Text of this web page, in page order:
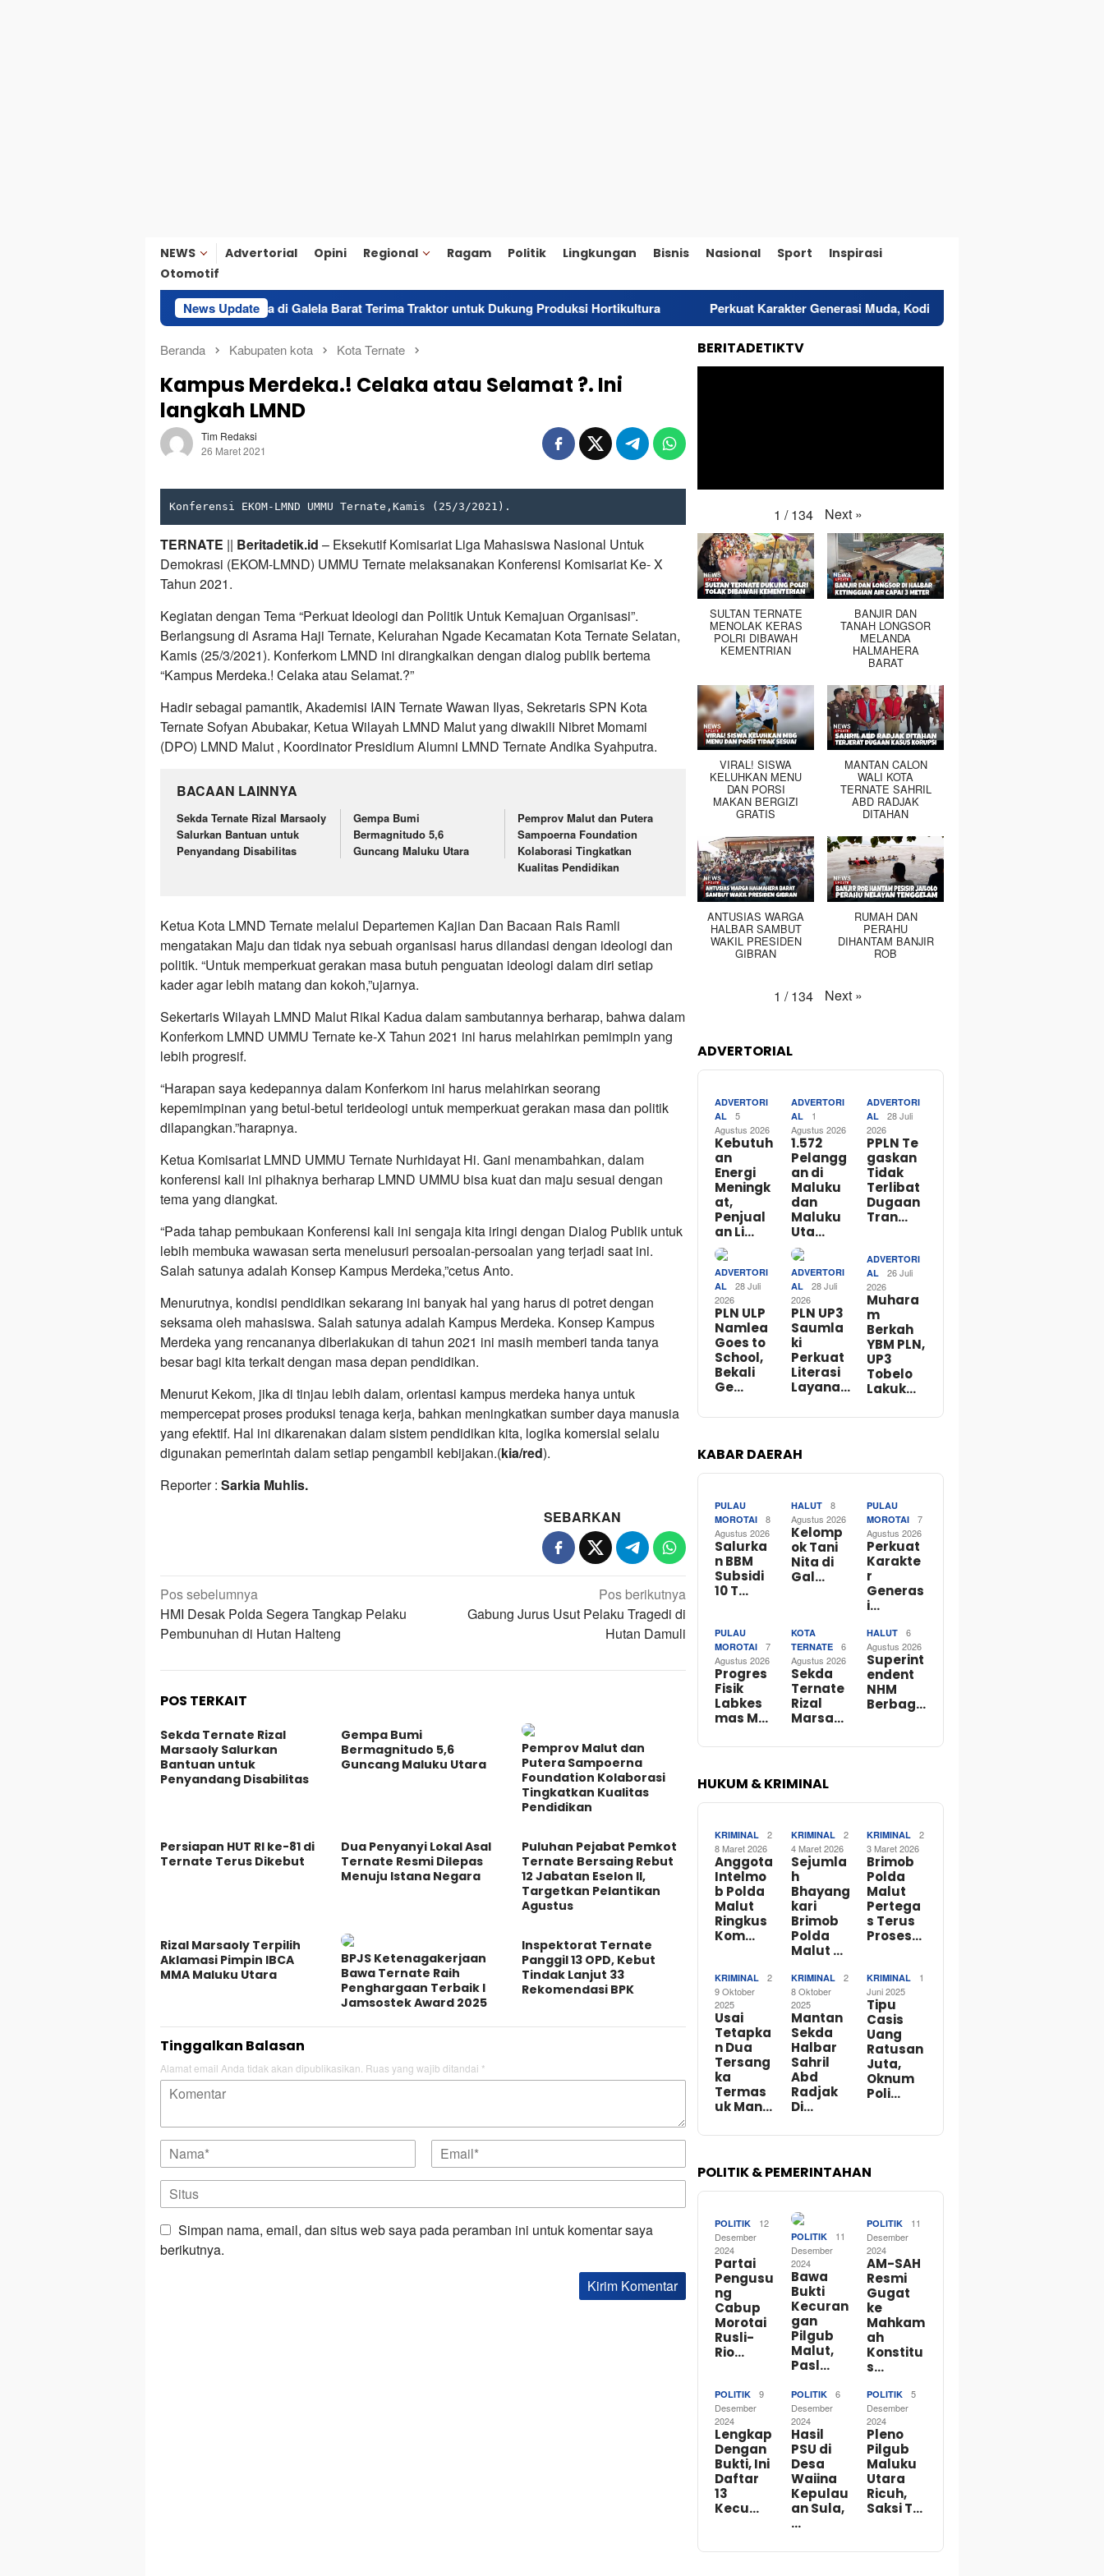
NEWS Advertorial Opini Regional Ragam Politik Lingkungan Bisnis Nasional Sport
Inspirasi
Otomotif
News Update
Kelompok Tani Nita di Galela Barat Terima Traktor untuk Dukung Produksi Hortikultura Perkuat Karakter Generasi Muda, Kodim 1514/Morotai Gelar Sosialisasi Empat Pilar
Beranda Kabupaten kota Kota Ternate
Kampus Merdeka.! Celaka atau Selamat ?. Ini
langkah LMND
Tim Redaksi
26 Maret 2021
Konferensi EKOM-LMND UMMU Ternate,Kamis (25/3/2021).
TERNATE || Beritadetik.id – Eksekutif Komisariat Liga Mahasiswa Nasional Untuk
Demokrasi (EKOM-LMND) UMMU Ternate melaksanakan Konferensi Komisariat Ke- X
Tahun 2021.
Kegiatan dengan Tema “Perkuat Ideologi dan Politik Untuk Kemajuan Organisasi”.
Berlangsung di Asrama Haji Ternate, Kelurahan Ngade Kecamatan Kota Ternate Selatan,
Kamis (25/3/2021). Konferkom LMND ini dirangkaikan dengan dialog publik bertema
“Kampus Merdeka.! Celaka atau Selamat.?”
Hadir sebagai pamantik, Akademisi IAIN Ternate Wawan Ilyas, Sekretaris SPN Kota
Ternate Sofyan Abubakar, Ketua Wilayah LMND Malut yang diwakili Nibret Momami
(DPO) LMND Malut , Koordinator Presidium Alumni LMND Ternate Andika Syahputra.
BACAAN LAINNYA
Sekda Ternate Rizal Marsaoly
Salurkan Bantuan untuk
Penyandang Disabilitas
Gempa Bumi
Bermagnitudo 5,6
Guncang Maluku Utara
Pemprov Malut dan Putera
Sampoerna Foundation
Kolaborasi Tingkatkan
Kualitas Pendidikan
Ketua Kota LMND Ternate melalui Departemen Kajian Dan Bacaan Rais Ramli
mengatakan Maju dan tidak nya sebuah organisasi harus dilandasi dengan ideologi dan
politik. “Untuk memperkuat gerakan masa butuh penguatan ideologi dalam diri setiap
kader agar lebih matang dan kokoh,”ujarnya.
Sekertaris Wilayah LMND Malut Rikal Kadua dalam sambutannya berharap, bahwa dalam
Konferkom LMND UMMU Ternate ke-X Tahun 2021 ini harus melahirkan pemimpin yang
lebih progresif.
“Harapan saya kedepannya dalam Konferkom ini harus melahirkan seorang
kepemimpinan yang betul-betul terideologi untuk memperkuat gerakan masa dan politik
dilapangkan.”harapnya.
Ketua Komisariat LMND UMMU Ternate Nurhidayat Hi. Gani menambahkan, dalam
konferensi kali ini pihaknya berharap LMND UMMU bisa kuat dan maju sesuai dengan
tema yang diangkat.
“Pada tahap pembukaan Konferensi kali ini sengaja kita iringi dengan Dialog Publik untuk
lebih membuka wawasan serta menelusuri persoalan-persoalan yang terjadi saat ini.
Salah satunya adalah Konsep Kampus Merdeka,”cetus Anto.
Menurutnya, kondisi pendidikan sekarang ini banyak hal yang harus di potret dengan
seksama oleh mahasiswa. Salah satunya adalah Kampus Merdeka. Konsep Kampus
Merdeka yang rencananya diberlakukan di tahun 2021 ini masih memberi tanda tanya
besar bagi kita terkait dengan masa depan pendidikan.
Menurut Kekom, jika di tinjau lebih dalam, orientasi kampus merdeka hanya untuk
mempercepat proses produksi tenaga kerja, bahkan meningkatkan sumber daya manusia
yang efektif. Hal ini dikarenakan dalam sistem pendidikan kita, logika komersial selalu
digunakan pemerintah dalam setiap pengambil kebijakan.(kia/red).
Reporter : Sarkia Muhlis.
SEBARKAN
Navigasi
pos
Pos sebelumnya
HMI Desak Polda Segera Tangkap Pelaku
Pembunuhan di Hutan Halteng
Pos berikutnya
Gabung Jurus Usut Pelaku Tragedi di
Hutan Damuli
POS TERKAIT
Sekda Ternate Rizal
Marsaoly Salurkan
Bantuan untuk
Penyandang Disabilitas
Gempa Bumi
Bermagnitudo 5,6
Guncang Maluku Utara
Pemprov Malut dan
Putera Sampoerna
Foundation Kolaborasi
Tingkatkan Kualitas
Pendidikan
Persiapan HUT RI ke-81 di
Ternate Terus Dikebut
Dua Penyanyi Lokal Asal
Ternate Resmi Dilepas
Menuju Istana Negara
Puluhan Pejabat Pemkot
Ternate Bersaing Rebut
12 Jabatan Eselon II,
Targetkan Pelantikan
Agustus
Rizal Marsaoly Terpilih
Aklamasi Pimpin IBCA
MMA Maluku Utara
BPJS Ketenagakerjaan
Bawa Ternate Raih
Penghargaan Terbaik I
Jamsostek Award 2025
Inspektorat Ternate
Panggil 13 OPD, Kebut
Tindak Lanjut 33
Rekomendasi BPK
Tinggalkan Balasan
Alamat email Anda tidak akan dipublikasikan. Ruas yang wajib ditandai *
Simpan nama, email, dan situs web saya pada peramban ini untuk komentar saya
berikutnya.
BERITADETIKTV
1 / 134 Next »
SULTAN TERNATE
MENOLAK KERAS
POLRI DIBAWAH
KEMENTRIAN
BANJIR DAN
TANAH LONGSOR
MELANDA
HALMAHERA
BARAT
VIRAL! SISWA
KELUHKAN MENU
DAN PORSI
MAKAN BERGIZI
GRATIS
MANTAN CALON
WALI KOTA
TERNATE SAHRIL
ABD RADJAK
DITAHAN
ANTUSIAS WARGA
HALBAR SAMBUT
WAKIL PRESIDEN
GIBRAN
RUMAH DAN
PERAHU
DIHANTAM BANJIR
ROB
1 / 134 Next »
ADVERTORIAL
ADVERTORI
AL
5
Agustus 2026
Kebutuh
an
Energi
Meningk
at,
Penjual
an Li…
ADVERTORI
AL
1
Agustus 2026
1.572
Pelangg
an di
Maluku
dan
Maluku
Uta…
ADVERTORI
AL
28 Juli
2026
PPLN Te
gaskan
Tidak
Terlibat
Dugaan
Tran…
ADVERTORI
AL
28 Juli
2026
PLN ULP
Namlea
Goes to
School,
Bekali
Ge…
ADVERTORI
AL
28 Juli
2026
PLN UP3
Saumla
ki
Perkuat
Literasi
Layana…
ADVERTORI
AL
26 Juli
2026
Muhara
m
Berkah
YBM PLN,
UP3
Tobelo
Lakuk…
KABAR DAERAH
PULAU
MOROTAI
8
Agustus 2026
Salurka
n BBM
Subsidi
10 T…
HALUT
8
Agustus 2026
Kelomp
ok Tani
Nita di
Gal…
PULAU
MOROTAI
7
Agustus 2026
Perkuat
Karakte
r
Generas
i…
PULAU
MOROTAI
7
Agustus 2026
Progres
Fisik
Labkes
mas M…
KOTA
TERNATE
6
Agustus 2026
Sekda
Ternate
Rizal
Marsa…
HALUT
6
Agustus 2026
Superint
endent
NHM
Berbag…
HUKUM & KRIMINAL
KRIMINAL
2
8 Maret 2026
Anggota
Intelmo
b Polda
Malut
Ringkus
Kom…
KRIMINAL
2
4 Maret 2026
Sejumla
h
Bhayang
kari
Brimob
Polda
Malut …
KRIMINAL
2
3 Maret 2026
Brimob
Polda
Malut
Pertega
s Terus
Proses…
KRIMINAL
2
9 Oktober
2025
Usai
Tetapka
n Dua
Tersang
ka
Termas
uk Man…
KRIMINAL
2
8 Oktober
2025
Mantan
Sekda
Halbar
Sahril
Abd
Radjak
Di…
KRIMINAL
1
Juni 2025
Tipu
Casis
Uang
Ratusan
Juta,
Oknum
Poli…
POLITIK & PEMERINTAHAN
POLITIK
12
Desember
2024
Partai
Pengusu
ng
Cabup
Morotai
Rusli-
Rio…
POLITIK
11
Desember
2024
Bawa
Bukti
Kecuran
gan
Pilgub
Malut,
Pasl…
POLITIK
11
Desember
2024
AM-SAH
Resmi
Gugat
ke
Mahkam
ah
Konstitu
s…
POLITIK
9
Desember
2024
Lengkap
Dengan
Bukti, Ini
Daftar
13
Kecu…
POLITIK
6
Desember
2024
Hasil
PSU di
Desa
Waiina
Kepulau
an Sula,
…
POLITIK
5
Desember
2024
Pleno
Pilgub
Maluku
Utara
Ricuh,
Saksi T…